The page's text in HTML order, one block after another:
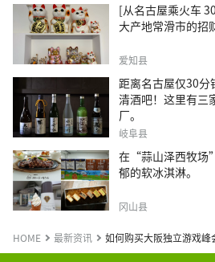
[从名古屋乘火车
大产地常滑市的招
爱知县
距离名古屋仅30分
清酒吧！这里有三
厂。
岐阜县
在“蒜山泽西牧场
郁的软冰淇淋。
冈山县
HOME 最新资讯 如何购买大阪独立游戏峰